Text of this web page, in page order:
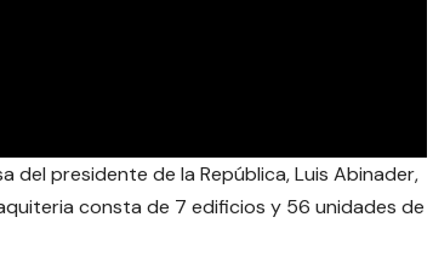
del presidente de la República, Luis Abinader,
consta de 7 edificios y 56 unidades de